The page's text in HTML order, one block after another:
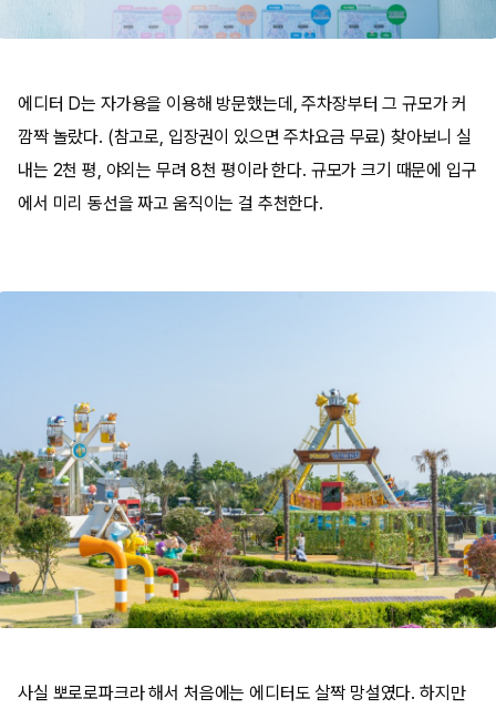
에디터 D는 자가용을 이용해 방문했는데, 주차장부터 그 규모가 커
깜짝 놀랐다. (참고로, 입장권이 있으면 주차요금 무료) 찾아보니 실
내는 2천 평, 야외는 무려 8천 평이라 한다. 규모가 크기 때문에 입구
에서 미리 동선을 짜고 움직이는 걸 추천한다.
사실 뽀로로파크라 해서 처음에는 에디터도 살짝 망설였다. 하지만